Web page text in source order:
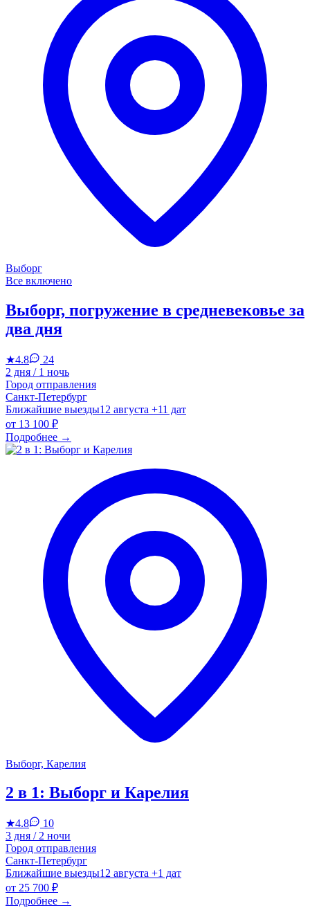
Выборг
Все включено
Выборг, погружение в средневековье за
два дня
★4.8
24
2 дня / 1 ночь
Город отправления
Санкт-Петербург
Ближайшие выезды12 августа +11 дат
от 13 100 ₽
Подробнее →
Выборг, Карелия
2 в 1: Выборг и Карелия
★4.8
10
3 дня / 2 ночи
Город отправления
Санкт-Петербург
Ближайшие выезды12 августа +1 дат
от 25 700 ₽
Подробнее →